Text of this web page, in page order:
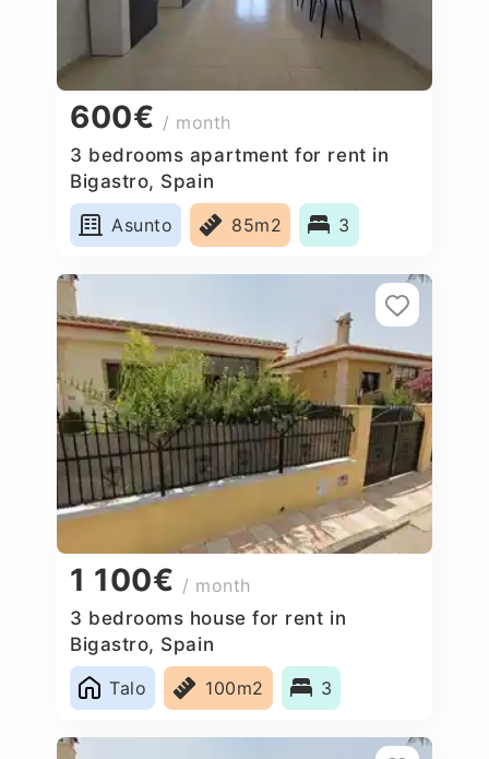
600€ / month
3 bedrooms apartment for rent in
Bigastro, Spain
Asunto
85m2 3
1 100€ / month
3 bedrooms house for rent in
Bigastro, Spain
Talo
100m2 3